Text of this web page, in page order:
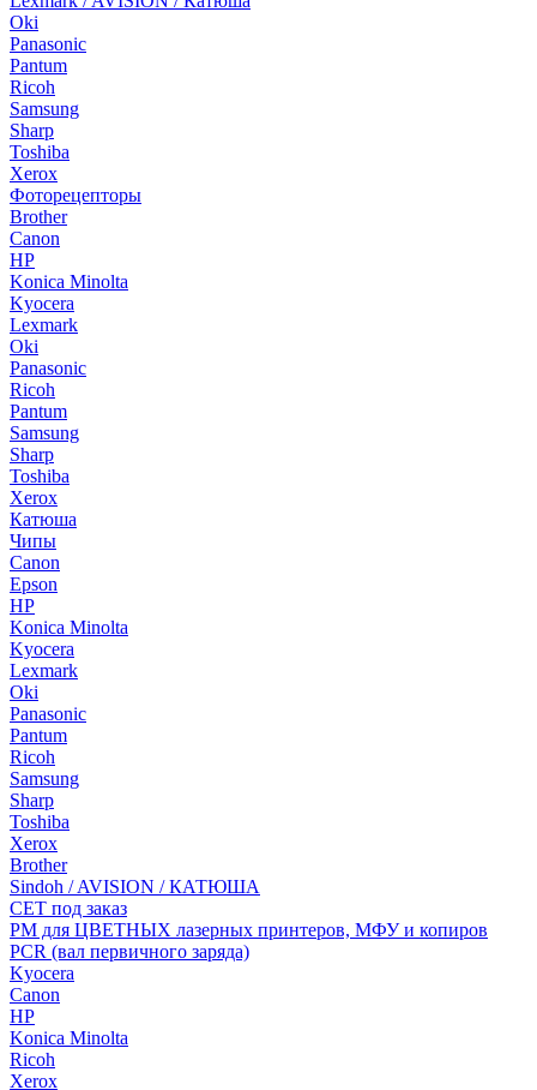
Oki
Panasonic
Pantum
Ricoh
Samsung
Sharp
Toshiba
Xerox
Фоторецепторы
Brother
Canon
HP
Konica Minolta
Kyocera
Lexmark
Oki
Panasonic
Ricoh
Pantum
Samsung
Sharp
Toshiba
Xerox
Катюша
Чипы
Canon
Epson
HP
Konica Minolta
Kyocera
Lexmark
Oki
Panasonic
Pantum
Ricoh
Samsung
Sharp
Toshiba
Xerox
Brother
Sindoh / AVISION / КАТЮША
CET под заказ
РМ для ЦВЕТНЫХ лазерных принтеров, МФУ и копиров
PCR (вал первичного заряда)
Kyocera
Canon
HP
Konica Minolta
Ricoh
Xerox